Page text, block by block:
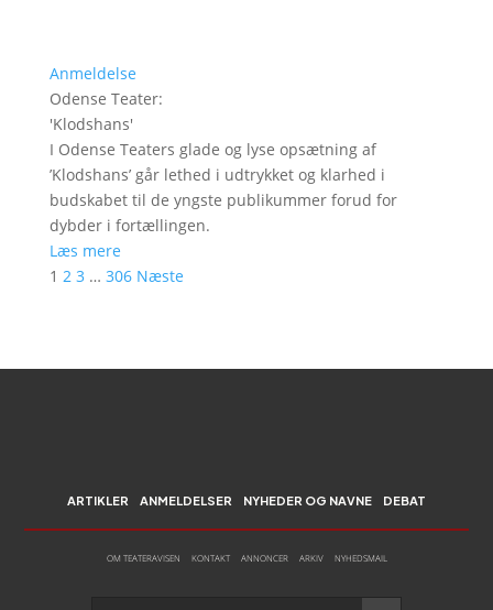
Anmeldelse
Odense Teater:
'Klodshans'
I Odense Teaters glade og lyse opsætning af
’Klodshans’ går lethed i udtrykket og klarhed i
budskabet til de yngste publikummer forud for
dybder i fortællingen.
Læs mere
1 2 3 … 306 Næste
ARTIKLER ANMELDELSER NYHEDER OG NAVNE DEBAT
OM TEATERAVISEN KONTAKT ANNONCER ARKIV NYHEDSMAIL